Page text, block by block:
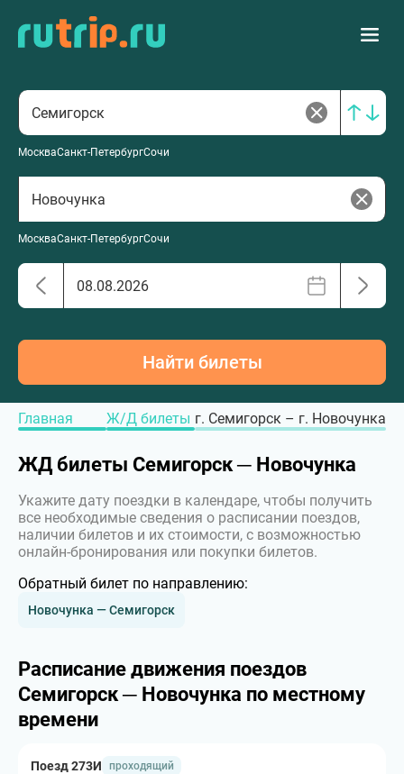
МоскваСанкт-ПетербургСочи
МоскваСанкт-ПетербургСочи
Найти билеты
Главная Ж/Д билеты г. Семигорск – г. Новочунка
ЖД билеты Семигорск ─ Новочунка
Укажите дату поездки в календаре, чтобы получить
все необходимые сведения о расписании поездов,
наличии билетов и их стоимости, с возможностью
онлайн-бронирования или покупки билетов.
Обратный билет по направлению:
Новочунка — Семигорск
Расписание движения поездов
Семигорск ─ Новочунка по местному
времени
Поезд 273И проходящий